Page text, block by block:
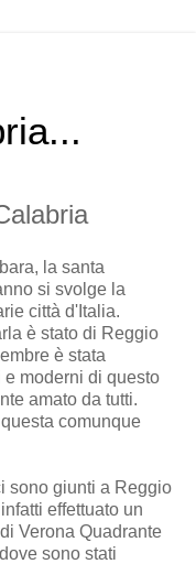
la santa
si svolge la
città d'Italia.
è stato di Reggio
è stata
moderni di questo
amato da tutti.
comunque
sono giunti a Reggio
effettuato un
Verona Quadrante
sono stati